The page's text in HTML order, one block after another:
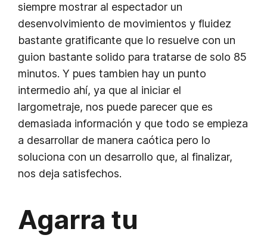
siempre mostrar al espectador un
desenvolvimiento de movimientos y fluidez
bastante gratificante que lo resuelve con un
guion bastante solido para tratarse de solo 85
minutos. Y pues tambien hay un punto
intermedio ahí, ya que al iniciar el
largometraje, nos puede parecer que es
demasiada información y que todo se empieza
a desarrollar de manera caótica pero lo
soluciona con un desarrollo que, al finalizar,
nos deja satisfechos.
Agarra tu